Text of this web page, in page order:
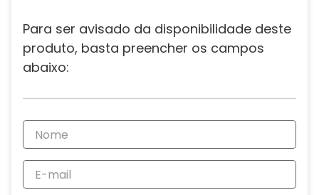
Para ser avisado da disponibilidade deste
produto, basta preencher os campos
abaixo: